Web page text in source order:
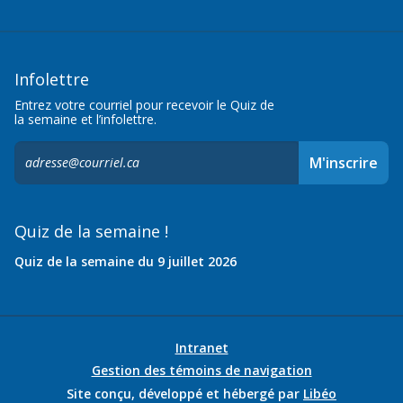
Infolettre
Entrez votre courriel pour recevoir le Quiz de
la semaine et l’infolettre.
M'inscrire
Quiz de la semaine !
Quiz de la semaine du 9 juillet 2026
Intranet
Gestion des témoins de navigation
Site conçu, développé et hébergé par Libéo